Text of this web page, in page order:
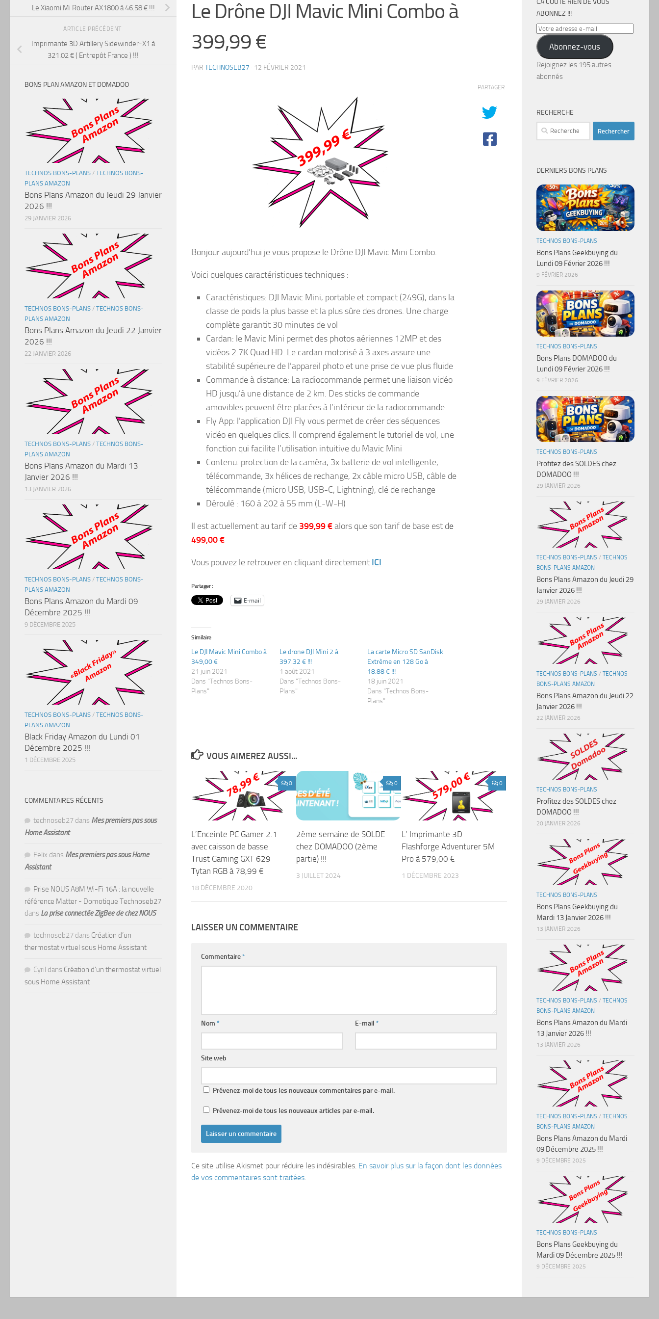
Le Drône DJI Mavic Mini Combo à
399,99 €
PAR TECHNOSEB27 · 12 FÉVRIER 2021
Bonjour aujourd’hui je vous propose le Drône DJI Mavic Mini Combo.
Voici quelques caractéristiques techniques :
Caractéristiques: DJI Mavic Mini, portable et compact (249G), dans la
classe de poids la plus basse et la plus sûre des drones. Une charge
complète garantit 30 minutes de vol
Cardan: le Mavic Mini permet des photos aériennes 12MP et des
vidéos 2.7K Quad HD. Le cardan motorisé à 3 axes assure une
stabilité supérieure de l’appareil photo et une prise de vue plus fluide
Commande à distance: La radiocommande permet une liaison vidéo
HD jusqu’à une distance de 2 km. Des sticks de commande
amovibles peuvent être placées à l’intérieur de la radiocommande
Fly App: l’application DJI Fly vous permet de créer des séquences
vidéo en quelques clics. Il comprend également le tutoriel de vol, une
fonction qui facilite l’utilisation intuitive du Mavic Mini
Contenu: protection de la caméra, 3x batterie de vol intelligente,
télécommande, 3x hélices de rechange, 2x câble micro USB, câble de
télécommande (micro USB, USB-C, Lightning), clé de rechange
Déroulé : 160 à 202 à 55 mm (L-W-H)
Il est actuellement au tarif de 399,99 €alors que son tarif de base est de
499,00 €
Vous pouvez le retrouver en cliquant directement ICI
Partager :
E-mail
Similaire
Le DJI Mavic Mini Combo à
349,00 €
21 juin 2021
Dans "Technos Bons-
Plans"
Le drone DJI Mini 2 à
397.32 € !!!
1 août 2021
Dans "Technos Bons-
Plans"
La carte Micro SD SanDisk
Extrême en 128 Go à
18.88 € !!!
18 juin 2021
Dans "Technos Bons-
Plans"
PARTAGER
VOUS AIMEREZ AUSSI...
0
L’Enceinte PC Gamer 2.1
avec caisson de basse
Trust Gaming GXT 629
Tytan RGB à 78,99 €
18 DÉCEMBRE 2020
0
2ème semaine de SOLDE
chez DOMADOO (2ème
partie) !!!
3 JUILLET 2024
0
L’ Imprimante 3D
Flashforge Adventurer 5M
Pro à 579,00 €
1 DÉCEMBRE 2023
LAISSER UN COMMENTAIRE
Commentaire*
Nom * E-mail*
Site web
Prévenez-moi de tous les nouveaux commentaires par e-mail.
Prévenez-moi de tous les nouveaux articles par e-mail.
Ce site utilise Akismet pour réduire les indésirables. En savoir plus sur la façon dont les données
de vos commentaires sont traitées
Le Xiaomi Mi Router AX1800 à 46.58 € !!!
ARTICLE PRÉCÉDENT
Imprimante 3D Artillery Sidewinder-X1 à
321.02 € ( Entrepôt France ) !!!
BONS PLAN AMAZON ET DOMADOO
TECHNOS BONS-PLANS / TECHNOS BONS-
PLANS AMAZON
Bons Plans Amazon du Jeudi 29 Janvier
2026 !!!
29 JANVIER 2026
TECHNOS BONS-PLANS / TECHNOS BONS-
PLANS AMAZON
Bons Plans Amazon du Jeudi 22 Janvier
2026 !!!
22 JANVIER 2026
TECHNOS BONS-PLANS / TECHNOS BONS-
PLANS AMAZON
Bons Plans Amazon du Mardi 13
Janvier 2026 !!!
13 JANVIER 2026
TECHNOS BONS-PLANS / TECHNOS BONS-
PLANS AMAZON
Bons Plans Amazon du Mardi 09
Décembre 2025 !!!
9 DÉCEMBRE 2025
TECHNOS BONS-PLANS / TECHNOS BONS-
PLANS AMAZON
Black Friday Amazon du Lundi 01
Décembre 2025 !!!
1 DÉCEMBRE 2025
COMMENTAIRES RÉCENTS
technoseb27 dans Mes premiers pas sous
Home Assistant
Felix dans Mes premiers pas sous Home
Assistant
Prise NOUS A8M Wi-Fi 16A : la nouvelle
référence Matter - Domotique Technoseb27
dans La prise connectée ZigBee de chez NOUS
technoseb27 dans Création d’un
thermostat virtuel sous Home Assistant
Cyril dans Création d’un thermostat virtuel
sous Home Assistant
CA COÛTE RIEN DE VOUS
ABONNEZ !!!
Votre
adresse
e-
mail
Abonnez-vous
Rejoignez les 195 autres
abonnés
RECHERCHE
Rechercher :
DERNIERS BONS PLANS
TECHNOS BONS-PLANS
Bons Plans Geekbuying du
Lundi 09 Février 2026 !!!
9 FÉVRIER 2026
TECHNOS BONS-PLANS
Bons Plans DOMADOO du
Lundi 09 Février 2026 !!!
9 FÉVRIER 2026
TECHNOS BONS-PLANS
Profitez des SOLDES chez
DOMADOO !!!
29 JANVIER 2026
TECHNOS BONS-PLANS / TECHNOS
BONS-PLANS AMAZON
Bons Plans Amazon du Jeudi 29
Janvier 2026 !!!
29 JANVIER 2026
TECHNOS BONS-PLANS / TECHNOS
BONS-PLANS AMAZON
Bons Plans Amazon du Jeudi 22
Janvier 2026 !!!
22 JANVIER 2026
TECHNOS BONS-PLANS
Profitez des SOLDES chez
DOMADOO !!!
20 JANVIER 2026
TECHNOS BONS-PLANS
Bons Plans Geekbuying du
Mardi 13 Janvier 2026 !!!
13 JANVIER 2026
TECHNOS BONS-PLANS / TECHNOS
BONS-PLANS AMAZON
Bons Plans Amazon du Mardi
13 Janvier 2026 !!!
13 JANVIER 2026
TECHNOS BONS-PLANS / TECHNOS
BONS-PLANS AMAZON
Bons Plans Amazon du Mardi
09 Décembre 2025 !!!
9 DÉCEMBRE 2025
TECHNOS BONS-PLANS
Bons Plans Geekbuying du
Mardi 09 Décembre 2025 !!!
9 DÉCEMBRE 2025